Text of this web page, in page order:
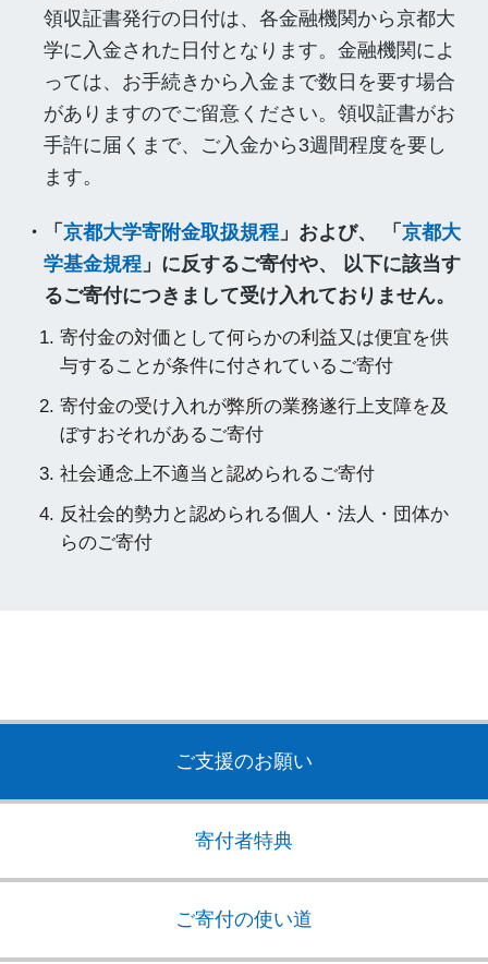
領収証書発行の日付は、各金融機関から京都大
学に入金された日付となります。金融機関によ
っては、お手続きから入金まで数日を要す場合
がありますのでご留意ください。領収証書がお
手許に届くまで、ご入金から3週間程度を要し
ます。
・「 京都大学寄附金取扱規程 」および、 「 京都大
学基金規程」に反するご寄付や、
るご寄付につきまして受け入れておりません。
寄付金の対価として何らかの利益又は便宜を供
与することが条件に付されているご寄付
寄付金の受け入れが弊所の業務遂行上支障を及
ぼすおそれがあるご寄付
社会通念上不適当と認められるご寄付
反社会的勢力と認められる個人・法人・団体か
らのご寄付
ご支援のお願い
寄付者特典
ご寄付の使い道